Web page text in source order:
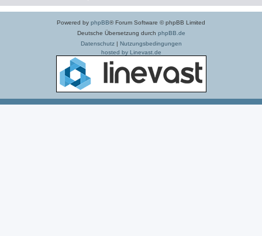
Powered by phpBB® Forum Software © phpBB Limited
Deutsche Übersetzung durch phpBB.de
Datenschutz| Nutzungsbedingungen
hosted by Linevast.de